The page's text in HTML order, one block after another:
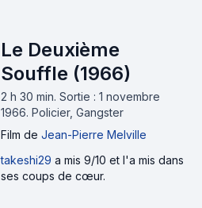
Le Deuxième
Souffle (1966)
2 h 30 min. Sortie : 1 novembre
1966. Policier, Gangster
Film de Jean-Pierre Melville
takeshi29 a mis 9/10 et l'a mis dans
ses coups de cœur.